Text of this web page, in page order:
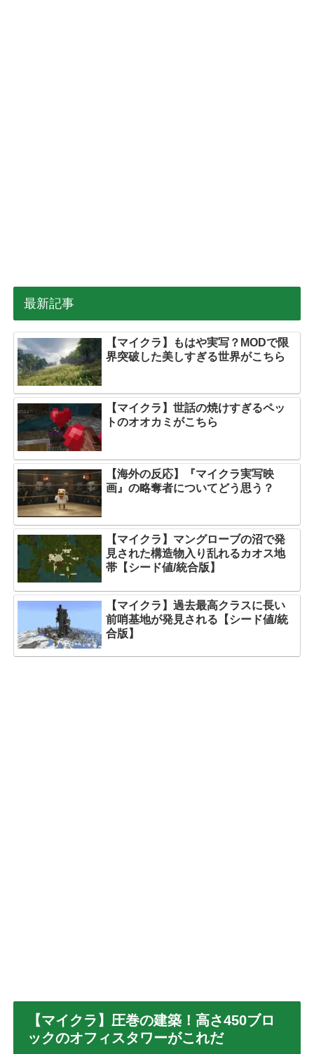
最新記事
【マイクラ】もはや実写？MODで限
界突破した美しすぎる世界がこちら
【マイクラ】世話の焼けすぎるペッ
トのオオカミがこちら
【海外の反応】『マイクラ実写映
画』の略奪者についてどう思う？
【マイクラ】マングローブの沼で発
見された構造物入り乱れるカオス地
帯【シード値/統合版】
【マイクラ】過去最高クラスに長い
前哨基地が発見される【シード値/統
合版】
【マイクラ】圧巻の建築！高さ450ブロ
ックのオフィスタワーがこれだ